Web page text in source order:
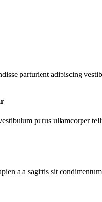
parturient adipiscing
purus ullamcorper
a a sagittis sit